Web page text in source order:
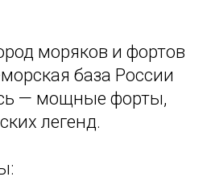
моряков и фортов
база России
— мощные форты,
легенд.